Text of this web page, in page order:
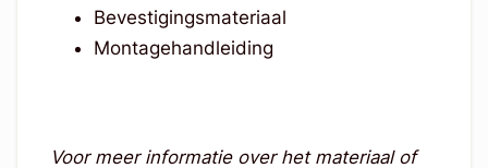
Bevestigingsmateriaal
Montagehandleiding
Voor meer informatie over het materiaal of